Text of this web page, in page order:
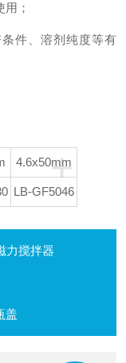
；
件、溶剂纯度等有
+
4.6x50mm
LB-GF5046
力搅拌器
盖